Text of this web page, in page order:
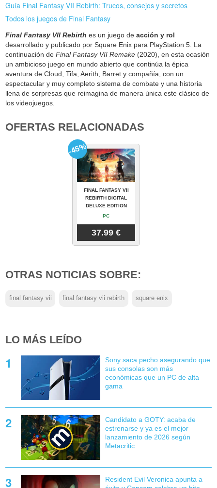
Guía Final Fantasy VII Rebirth: Trucos, consejos y secretos
Todos los juegos de Final Fantasy
Final Fantasy VII Rebirth es un juego deacción y rol
desarrollado y publicado por Square Enix para PlayStation 5. La
continuación deFinal Fantasy VII Remake (2020), en esta ocasión
un ambicioso juego en mundo abierto que continúa la épica
aventura de Cloud, Tifa, Aerith, Barret y compañía, con un
espectacular y muy completo sistema de combate y una historia
llena de sorpresas que reimagina de manera única este clásico de
los videojuegos.
OFERTAS RELACIONADAS
FINAL FANTASY VII
REBIRTH DIGITAL
DELUXE EDITION
PC
37.99 €
-45%
OTRAS NOTICIAS SOBRE:
final fantasy vii final fantasy vii rebirth square enix
LO MÁS LEÍDO
Sony saca pecho asegurando que
sus consolas son más
económicas que un PC de alta
gama
Candidato a GOTY: acaba de
estrenarse y ya es el mejor
lanzamiento de 2026 según
Metacritic
Resident Evil Veronica apunta a